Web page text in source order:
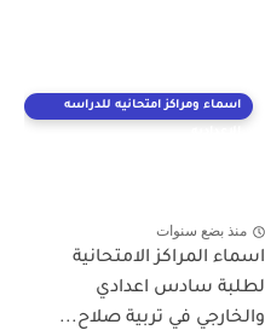
اسماء ومراكز امتحانيه للدراسه
منذ بضع سنوات
اسماء المراكز الامتحانية
لطلبة سادس اعدادي
والخارجي في تربية صلاح...